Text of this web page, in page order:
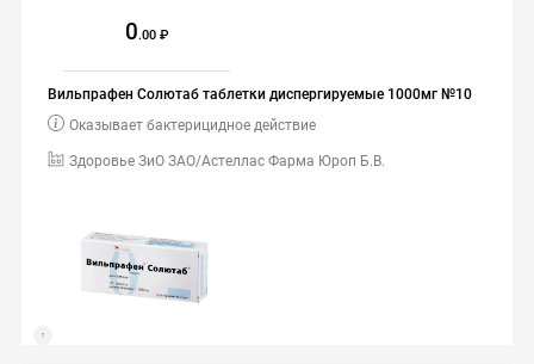
Вильпрафен Солютаб таблетки диспергируемые 1000мг №10
Здоровье ЗиО ЗАО/Астеллас Фарма Юроп Б.В.
Оказывает бактерицидное действие
0.00